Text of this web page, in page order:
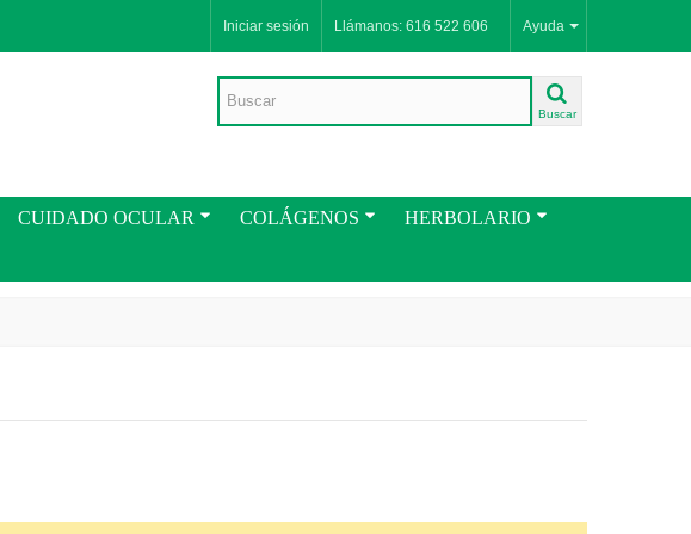
Ayuda
Llámanos: 616 522 606
Iniciar sesión
Buscar
CUIDADO OCULAR COLÁGENOS HERBOLARIO